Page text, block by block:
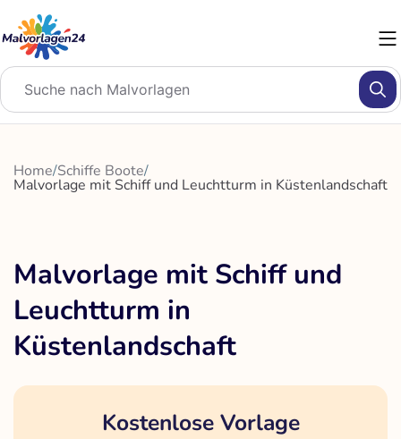
Inhalt
springen
Home/Schiffe Boote/
Malvorlage mit Schiff und Leuchtturm in Küstenlandschaft
Malvorlage mit Schiff und
Leuchtturm in
Küstenlandschaft
Kostenlose Vorlage